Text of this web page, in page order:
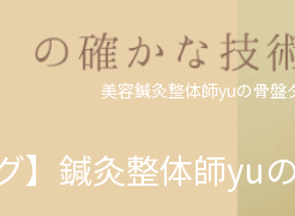
美容鍼灸整体師yuの骨盤
】鍼灸整体師yu